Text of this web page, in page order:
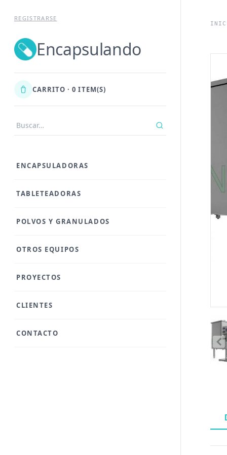
REGISTRARSE
Encapsulando
CARRITO · 0 ITEM(S)
ENCAPSULADORAS
TABLETEADORAS
POLVOS Y GRANULADOS
OTROS EQUIPOS
PROYECTOS
CLIENTES
CONTACTO